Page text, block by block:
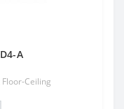
A
Ceiling